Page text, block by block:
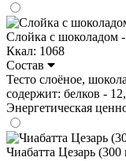
Слойка с шоколадом
Ккал: 1068
Состав
Тесто слоёное,
содержит: белков -
Энергетическая
Чиабатта Цезарь (300